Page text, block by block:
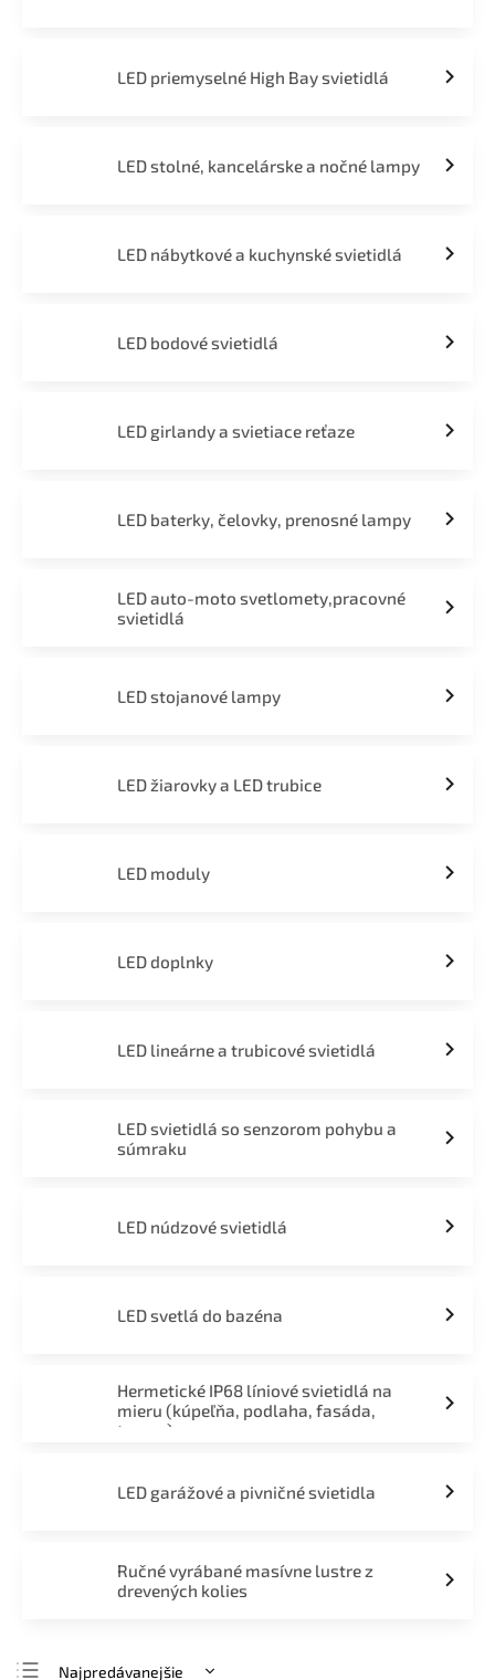
LED priemyselné High Bay svietidlá
LED stolné, kancelárske a nočné lampy
LED nábytkové a kuchynské svietidlá
LED bodové svietidlá
LED girlandy a svietiace reťaze
LED baterky, čelovky, prenosné lampy
LED auto-moto svetlomety,pracovné
svietidlá
LED stojanové lampy
LED žiarovky a LED trubice
LED moduly
LED doplnky
LED lineárne a trubicové svietidlá
LED svietidlá so senzorom pohybu a
súmraku
LED núdzové svietidlá
LED svetlá do bazéna
Hermetické IP68 líniové svietidlá na
mieru (kúpeľňa, podlaha, fasáda,
terasa)
LED garážové a pivničné svietidla
Ručné vyrábané masívne lustre z
drevených kolies
Najpredávanejšie